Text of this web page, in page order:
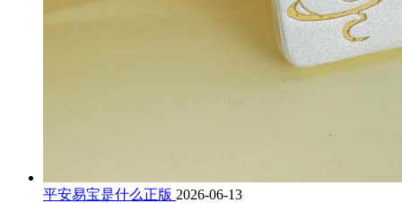
平安易宝是什么正版 2026-06-13